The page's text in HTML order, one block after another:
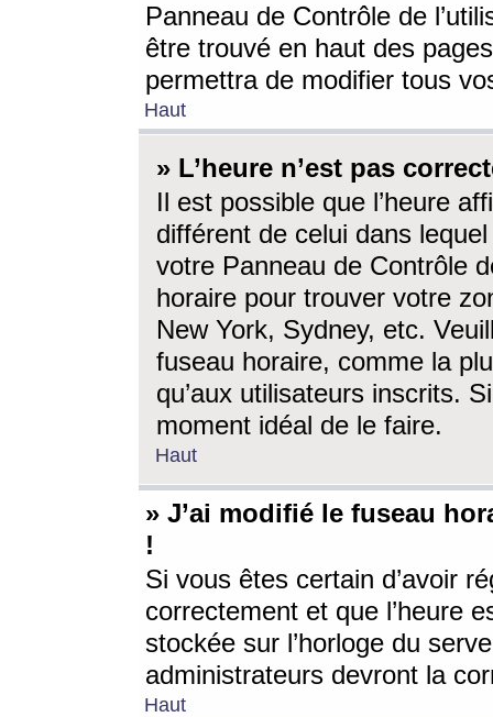
Panneau de Contrôle de
être trouvé en haut des
permettra de modifier tous
Haut
» L’heure n’est pas
Il est possible que l’heure
différent de celui dans
votre Panneau de Contrôle
horaire pour trouver votre
New York, Sydney, etc.
fuseau horaire, comme la
qu’aux utilisateurs inscrits.
moment idéal de le faire.
Haut
» J’ai modifié le fuseau
!
Si vous êtes certain d’avoir
correctement et que l’heure
stockée sur l’horloge du
administrateurs devront la
Haut